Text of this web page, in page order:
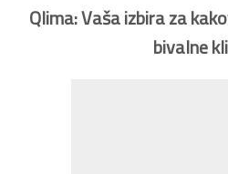
Qlima: Vaša izbira za
bivalne